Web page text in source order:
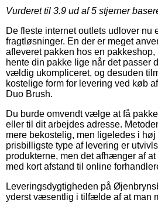
Vurderet til 3.9 ud af 5 stjerner
De fleste internet outlets udlover
fragtløsninger. En der er meget
afleveret pakken hos en pakkeshop,
hente din pakke lige når det passer
vældig ukompliceret, og desuden
kostelige form for levering ved køb
Duo Brush.
Du burde omvendt vælge at få
eller til dit arbejdes adresse.
mere bekostelig, men ligeledes i høj
prisbilligste type af levering er
produkterne, men det afhænger af
med kort afstand til online
Leveringsdygtigheden på
yderst væsentlig i tilfælde af at man